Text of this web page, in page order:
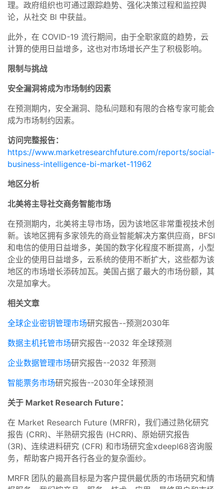
理。政府组织也可通过跟踪趋势、强化决策过程和监控舆
论，从社交 BI 中获益。
此外，在 COVID-19 流行期间，由于全职家庭的趋势，云
计算的使用日益增多，这也对市场增长产生了积极影响。
限制与挑战
安全漏洞将成为市场制约因素
在预测期内，安全漏洞、隐私问题和有限的合格专家可能会
成为市场制约因素。
访问完整报告：
https://www.marketresearchfuture.com/reports/social-
business-intelligence-bi-market-11962
地区分析
北美将主导社交商务智能市场
在预测期内，北美将主导市场，因为该地区非常重视技术创
新。该地区拥有多家领先的商业智能解决方案供应商，BFSI
和电信的使用日益增多，美国的数字化程度不断提高，小型
企业的使用日益增多，云系统的使用不断扩大，这些都为该
地区的市场增长添砖加瓦。美国占据了最大的市场份额，其
次是加拿大。
相关文章
全球企业密钥管理市场研究报告--预测2030年
数据主机托管市场研究报告--2032 年全球预测
企业数据管理市场研究报告--2032 年预测
智能票务市场研究报告--2030年全球预测
关于 Market Research Future：
在 Market Research Future (MRFR)，我们通过熟化研究
报告 (CRR)、半熟研究报告 (HCRR)、原始研究报告
(3R)、连续进料研究 (CFR) 和市场研究金xdeepl68咨询服
务，帮助客户揭开各行各业的复杂面纱。
MRFR 团队的最高目标是为客户提供最优质的市场研究和情